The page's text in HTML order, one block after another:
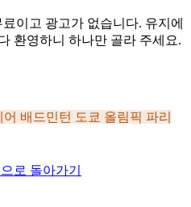
이고 광고가 없습니다. 유지에
환영하니 하나만 골라 주세요.
어 배드민턴 도쿄 올림픽 파리
로 돌아가기